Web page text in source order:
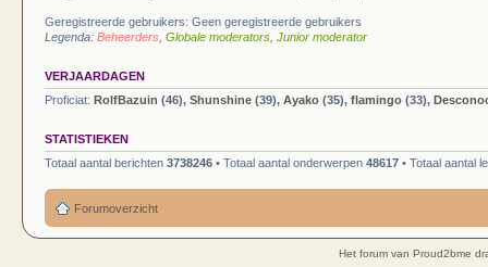
Geregistreerde gebruikers: Geen geregistreerde gebruikers
Legenda: Beheerders Globale moderators Junior moderator
VERJAARDAGEN
Proficiat: RolfBazuin (46), Shunshine (39), Ayako (35), flamingo (33),
STATISTIEKEN
Totaal aantal berichten 3738246 • Totaal aantal onderwerpen 48617 • Totaal aantal
Forumoverzicht
Het forum van Proud2bme